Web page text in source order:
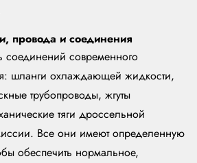
провода и соединения
соединений современного
шланги охлаждающей жидкости,
трубопроводы, жгуты
тяги дроссельной
Все они имеют определенную
обеспечить нормальное,